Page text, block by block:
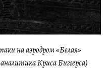
на аэродром «Белая»
Криса Биггерса)